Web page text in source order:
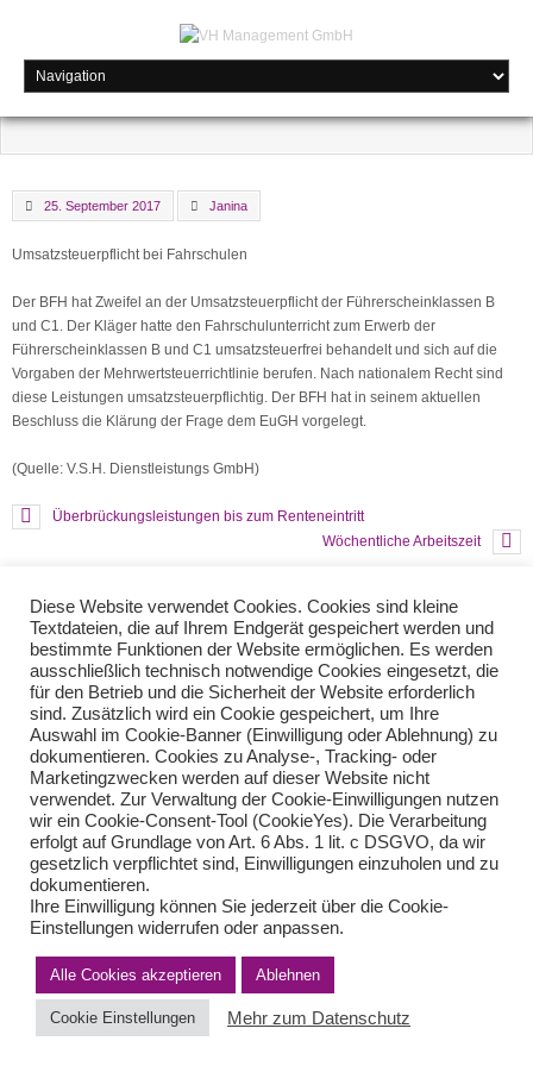
25. September 2017 Janina
Umsatzsteuerpflicht bei Fahrschulen
Der BFH hat Zweifel an der Umsatzsteuerpflicht der Führerscheinklassen B
und C1. Der Kläger hatte den Fahrschulunterricht zum Erwerb der
Führerscheinklassen B und C1 umsatzsteuerfrei behandelt und sich auf die
Vorgaben der Mehrwertsteuerrichtlinie berufen. Nach nationalem Recht sind
diese Leistungen umsatzsteuerpflichtig. Der BFH hat in seinem aktuellen
Beschluss die Klärung der Frage dem EuGH vorgelegt.
(Quelle: V.S.H. Dienstleistungs GmbH)
Überbrückungsleistungen bis zum Renteneintritt
Wöchentliche Arbeitszeit
Teilen Sie diese Nachricht mit Ihren Freunden oder Kollegen
Impressum Haftungsausschluss
Datenschutzerklärung nach DSGVO
Kontakt
© von Herder Management GmbH 2024 I * § 6 Nr.4 StBerG
Diese Website verwendet Cookies. Cookies sind kleine
Textdateien, die auf Ihrem Endgerät gespeichert werden und
bestimmte Funktionen der Website ermöglichen. Es werden
ausschließlich technisch notwendige Cookies eingesetzt, die
für den Betrieb und die Sicherheit der Website erforderlich
sind. Zusätzlich wird ein Cookie gespeichert, um Ihre
Auswahl im Cookie-Banner (Einwilligung oder Ablehnung) zu
dokumentieren. Cookies zu Analyse-, Tracking- oder
Marketingzwecken werden auf dieser Website nicht
verwendet. Zur Verwaltung der Cookie-Einwilligungen nutzen
wir ein Cookie-Consent-Tool (CookieYes). Die Verarbeitung
erfolgt auf Grundlage von Art. 6 Abs. 1 lit. c DSGVO, da wir
gesetzlich verpflichtet sind, Einwilligungen einzuholen und zu
dokumentieren.
Ihre Einwilligung können Sie jederzeit über die Cookie-
Einstellungen widerrufen oder anpassen.
Alle Cookies akzeptieren Ablehnen
Cookie Einstellungen Mehr zum Datenschutz